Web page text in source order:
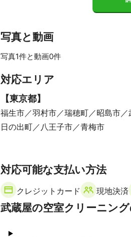
写真と動画
写真1件と動画0件
対応エリア
【東京都】
福生市 羽村市 瑞穂町 昭島市
日の出町
八王子市 青梅市
対応可能な支払い方法
クレジットカード 現地決済
武蔵屋の空室クリーニン